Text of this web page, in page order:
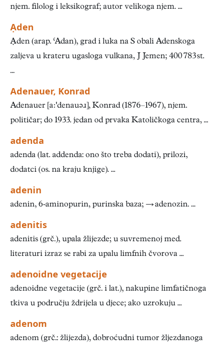
njem. filolog i leksikograf; autor velikoga njem. ...
Ạden
Ạden (arap. ‘Adan), grad i luka na S obali Adenskoga
zaljeva u krateru ugasloga vulkana, J Jemen; 400 783 st.
...
Adenauer, Konrad
Adenauer [adenauəɹ], Konrad (1876–1967), njem.
političar; do 1933. jedan od prvaka Katoličkoga centra, ...
adenda
adenda (lat. addenda: ono što treba dodati), prilozi,
dodatci (os. na kraju knjige). ...
adenin
adenin, 6-aminopurin, purinska baza; → adenozin. ...
adenitis
adenitis (grč.), upala žlijezde; u suvremenoj med.
literaturi izraz se rabi za upalu limfnih čvorova ...
adenoidne vegetacije
adenoidne vegetacije (grč. i lat.), nakupine limfatičnoga
tkiva u području ždrijela u djece; ako uzrokuju ...
adenom
adenom (grč.: žlijezda), dobroćudni tumor žljezdanoga